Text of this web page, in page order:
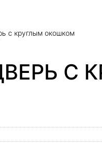
с круглым окошком
С